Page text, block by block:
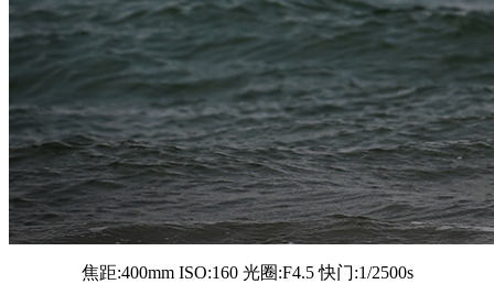
焦距:400mm ISO:160 光圈:F4.5 快门:1/2500s